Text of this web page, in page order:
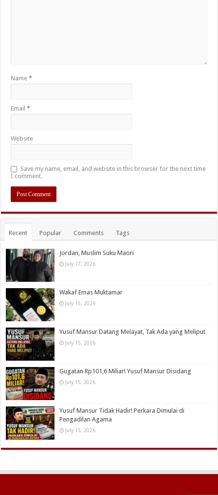
Name*
Email*
Website
Save my name, email, and website in this browser for the next time
I comment.
Recent Popular Comments Tags
Jordan, Muslim Suku Maori
July 17, 2026
Wakaf Emas Muktamar
July 15, 2026
Yusuf Mansur Datang Melayat, Tak Ada yang Meliput
July 15, 2026
Gugatan Rp101,6 Miliar! Yusuf Mansur Disidang
July 15, 2026
Yusuf Mansur Tidak Hadir! Perkara Dimulai di
Pengadilan Agama
July 15, 2026